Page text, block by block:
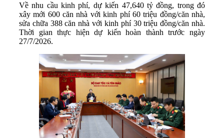
Về nhu cầu kinh phí, dự kiến 47,640 tỷ đồng, trong đó
xây mới 600 căn nhà với kinh phí 60 triệu đồng/căn nhà,
sửa chữa 388 căn nhà với kinh phí 30 triệu đồng/căn nhà.
Thời gian thực hiện dự kiến hoàn thành trước ngày
27/7/2026.